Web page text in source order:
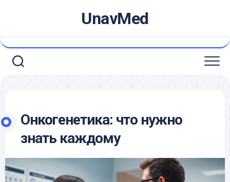
UnavMed
Онкогенетика: что нужно
знать каждому